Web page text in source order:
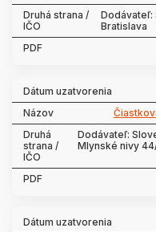
Dodávateľ:
Bratislava
Dodávateľ:
Mlynské nivy